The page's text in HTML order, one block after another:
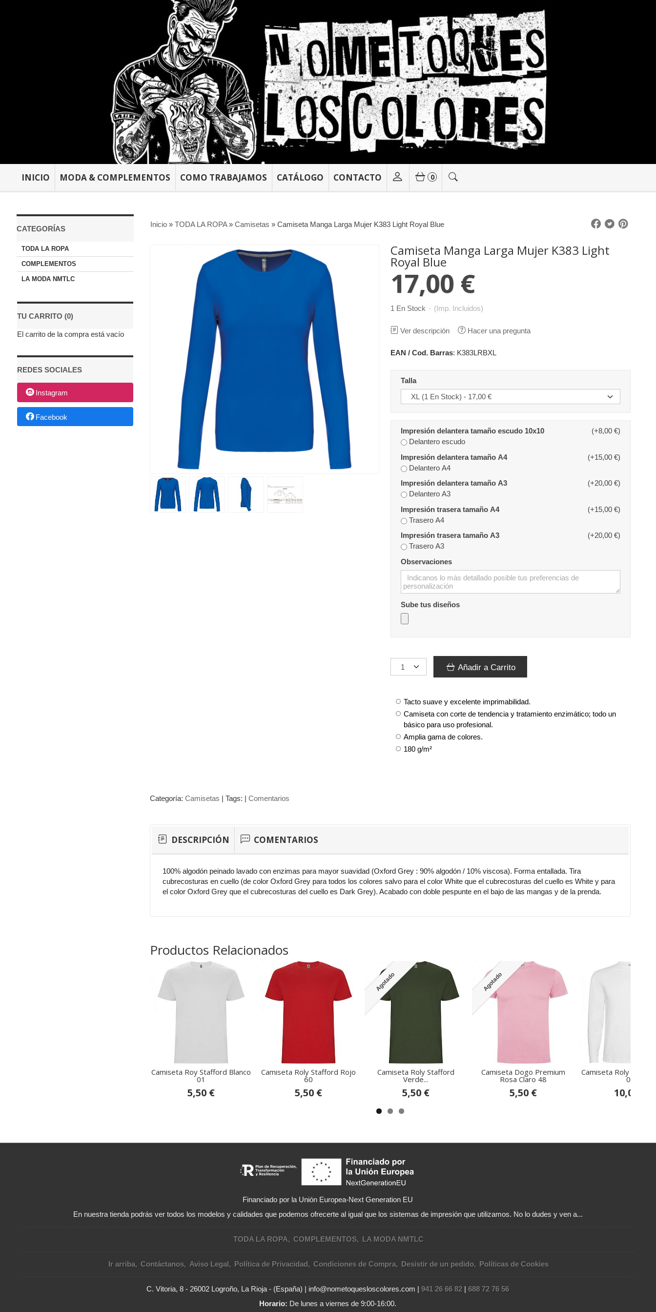
INICIO MODA & COMPLEMENTOS COMO TRABAJAMOS CATÁLOGO CONTACTO 0
CATEGORÍAS
TODA LA ROPA
COMPLEMENTOS
LA MODA NMTLC
TU CARRITO (0)
El carrito de la compra está vacío
REDES SOCIALES
Instagram
Facebook
Inicio» TODA LA ROPA» Camisetas » Camiseta Manga Larga Mujer K383 Light Royal Blue
Camiseta Manga Larga Mujer K383 Light
Royal Blue
17,00 €
1 En Stock - (Imp. Incluidos)
Ver descripción Hacer una pregunta
EAN / Cod. Barras: K383LRBXL
Talla
Impresión delantera tamaño escudo 10x10
(+8,00 €)
Delantero escudo
Impresión delantera tamaño A4
(+15,00 €)
Delantero A4
Impresión delantera tamaño A3
(+20,00 €)
Delantero A3
Impresión trasera tamaño A4
(+15,00 €)
Trasero A4
Impresión trasera tamaño A3
(+20,00 €)
Trasero A3
Observaciones
Sube tus diseños
Añadir a Carrito
Tacto suave y excelente imprimabilidad.
Camiseta con corte de tendencia y tratamiento enzimático; todo un
básico para uso profesional.
Amplia gama de colores.
180 g/m²
Categoría: Camisetas | Tags: | Comentarios
DESCRIPCIÓN COMENTARIOS
100% algodón peinado lavado con enzimas para mayor suavidad (Oxford Grey : 90% algodón / 10% viscosa). Forma entallada. Tira
cubrecosturas en cuello (de color Oxford Grey para todos los colores salvo para el color White que el cubrecosturas del cuello es White y para
el color Oxford Grey que el cubrecosturas del cuello es Dark Grey). Acabado con doble pespunte en el bajo de las mangas y de la prenda.
Productos Relacionados
Camiseta Roy Stafford Blanco
01
5,50 €
Camiseta Roly Stafford Rojo
60
5,50 €
Agotado
Camiseta Roly Stafford
Verde...
5,50 €
Agotado
Camiseta Dogo Premium
Rosa Claro 48
5,50 €
Camiseta Roly
01
10,00 €
Financiado por la Unión Europea-Next Generation EU
En nuestra tienda podrás ver todos los modelos y calidades que podemos ofrecerte al igual que los sistemas de impresión que utilizamos. No lo dudes y ven a...
TODA LA ROPA COMPLEMENTOS LA MODA NMTLC
Ir arriba Contáctanos Aviso Legal Política de Privacidad Condiciones de Compra Desistir de un pedido Políticas de Cookies
C. Vitoria, 8 - 26002 Logroño, La Rioja - (España) | info@nometoquesloscolores.com |941 26 66 82 |688 72 76 56
Horario: De lunes a viernes de 9:00-16:00.